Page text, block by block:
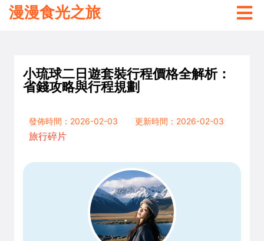
漫漫食光之旅
小琉球二日遊套裝行程價格全解析：
省錢攻略與行程規劃
發佈時間：2026-02-03
更新時間：2026-02-03
旅行碎片